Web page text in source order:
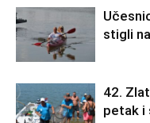
stigli
42.
petak i